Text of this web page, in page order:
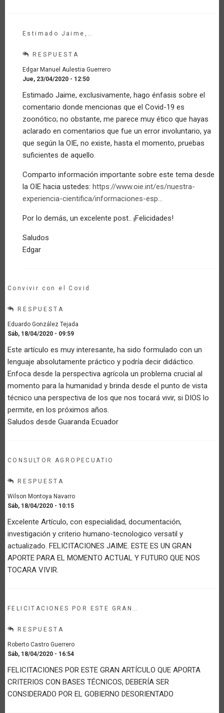
Estimado Jaime,…
RESPUESTA
Edgar Manuel Aulestia Guerrero
Jue, 23/04/2020 - 12:50
respuesta
a
Corrección
Invitado
(no
verificado)
Estimado Jaime, exclusivamente, hago énfasis sobre el
comentario donde mencionas que el Covid-19 es
zoonótico; no obstante, me parece muy ético que hayas
aclarado en comentarios que fue un error involuntario, ya
que según la OIE, no existe, hasta el momento, pruebas
suficientes de aquello.
Comparto información importante sobre este tema desde
la OIE hacia ustedes: https://www.oie.int/es/nuestra-
experiencia-cientifica/informaciones-esp…
Por lo demás, un excelente post.. ¡Felicidades!
Saludos
Edgar
Convivir con el Covid
RESPUESTA
Eduardo González Tejada
Sáb, 18/04/2020 - 09:59
Este artículo es muy interesante, ha sido formulado con un
lenguaje absolutamente práctico y podría decir didáctico.
Enfoca desde la perspectiva agrícola un problema crucial al
momento para la humanidad y brinda desde el punto de vista
técnico una perspectiva de los que nos tocará vivir, si DIOS lo
permite, en los próximos años.
Saludos desde Guaranda Ecuador
CONSULTOR AGROPECUATIO
RESPUESTA
Wilson Montoya Navarro
Sáb, 18/04/2020 - 10:15
Excelente Artículo, con especialidad, documentación,
investigación y criterio humano-tecnologico versatil y
actualizado. FELICITACIONES JAIME. ESTE ES UN GRAN
APORTE PARA EL MOMENTO ACTUAL Y FUTURO QUE NOS
TOCARA VIVIR.
FELICITACIONES POR ESTE GRAN…
RESPUESTA
Roberto Castro Guerrero
Sáb, 18/04/2020 - 16:54
FELICITACIONES POR ESTE GRAN ARTÍCULO QUE APORTA
CRITERIOS CON BASES TÉCNICOS, DEBERÍA SER
CONSIDERADO POR EL GOBIERNO DESORIENTADO